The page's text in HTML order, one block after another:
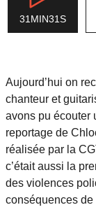
LA RADIO
31MIN31S
Aujourd’hui on
chanteur et
avons pu écouter
reportage de
réalisée par la
c’était aussi la
des violences
conséquences de